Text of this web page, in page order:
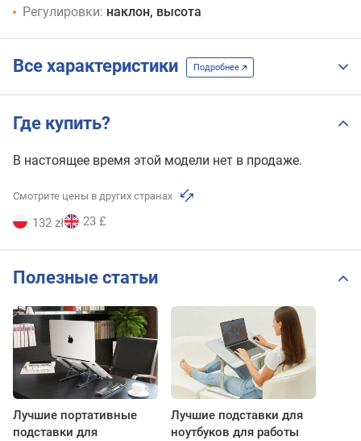
Регулировки: наклон, высота
Все характеристики Подробнее
Где купить?
В настоящее время этой модели нет в продаже.
Смотрите цены в других странах
132 zł 23 £
Полезные статьи
Лучшие портативные
подставки для
Лучшие подставки для
ноутбуков для работы